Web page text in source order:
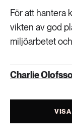
För att hantera
vikten av god
miljöarbetet
Charlie
VISA